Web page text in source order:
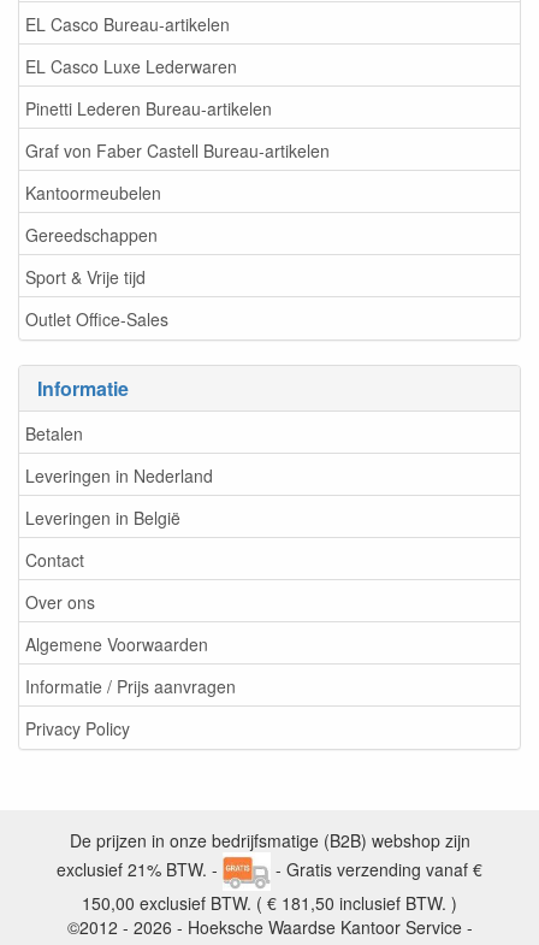
EL Casco Bureau-artikelen
EL Casco Luxe Lederwaren
Pinetti Lederen Bureau-artikelen
Graf von Faber Castell Bureau-artikelen
Kantoormeubelen
Gereedschappen
Sport & Vrije tijd
Outlet Office-Sales
Informatie
Betalen
Leveringen in Nederland
Leveringen in België
Contact
Over ons
Algemene Voorwaarden
Informatie / Prijs aanvragen
Privacy Policy
De prijzen in onze bedrijfsmatige (B2B) webshop zijn
exclusief 21% BTW. -
- Gratis verzending vanaf €
150,00 exclusief BTW. ( € 181,50 inclusief BTW. )
©2012 - 2026 - Hoeksche Waardse Kantoor Service -